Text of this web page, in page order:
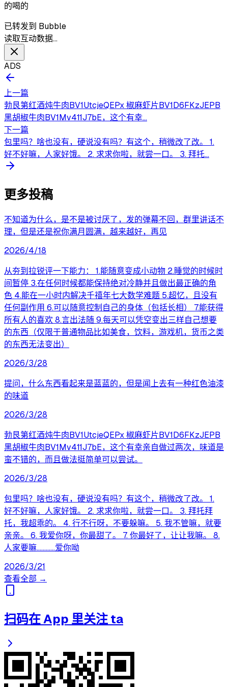
的喝的
已转发到 Bubble
读取互动数据…
ADS
上一篇
勃艮第红酒炖牛肉BV1UtcjeQEPx 椒麻虾片BV1D6FKzJEPB
黑胡椒牛肉BV1Mv411J7bE，这个有幸...
下一篇
包里吗？啥也没有，硬说没有吗？有这个，稍微改了改。 1.
好不好嘛，人家好饿。 2. 求求你啦，就尝一口。 3. 拜托...
更多投稿
不知道为什么，是不是被讨厌了，发的弹幕不回，群里讲话不
理，但是还是祝你满月圆满，越来越好，再见
2026/4/18
从夯到拉锐评一下能力： 1.能随意变成小动物 2.睡觉的时候时
间暂停 3.在任何时候都能保持绝对冷静并且做出最正确的角
色 4.能在一小时内解决千禧年七大数学难题 5.超忆，且没有
任何副作用 6.可以随意控制自己的身体（包括长相） 7.能获得
所有人的喜欢 8.言出法随 9.每天可以凭空变出三样自己想要
的东西（仅限于普通物品比如美食，饮料，游戏机，货币之类
的东西无法变出）
2026/3/28
提问，什么东西看起来是蓝蓝的，但是闻上去有一种红色油漆
的味道
2026/3/28
勃艮第红酒炖牛肉BV1UtcjeQEPx 椒麻虾片BV1D6FKzJEPB
黑胡椒牛肉BV1Mv411J7bE，这个有幸亲自做过两次，味道是
蛮不错的，而且做法挺简单可以尝试。
2026/3/28
包里吗？啥也没有，硬说没有吗？有这个，稍微改了改。 1.
好不好嘛，人家好饿。 2. 求求你啦，就尝一口。 3. 拜托拜
托，我超乖的。 4. 行不行呀，不要躲嘛。 5. 我不管嘛，就要
亲亲。 6. 我爱你呀，你最甜了。 7. 你最好了，让让我嘛。 8.
人家要嘛…………爱你呦
2026/3/21
查看全部 →
扫码在 App 里关注 ta